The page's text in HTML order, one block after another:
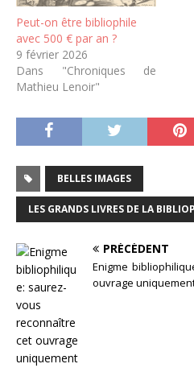
Peut-on être bibliophile
avec 500 € par an ?
9 février 2026
Dans "Chroniques de
Mathieu Lenoir"
BELLES IMAGES
LES GRANDS LIVRES DE LA
PRÉCÉDENT
Enigme
ouvrage